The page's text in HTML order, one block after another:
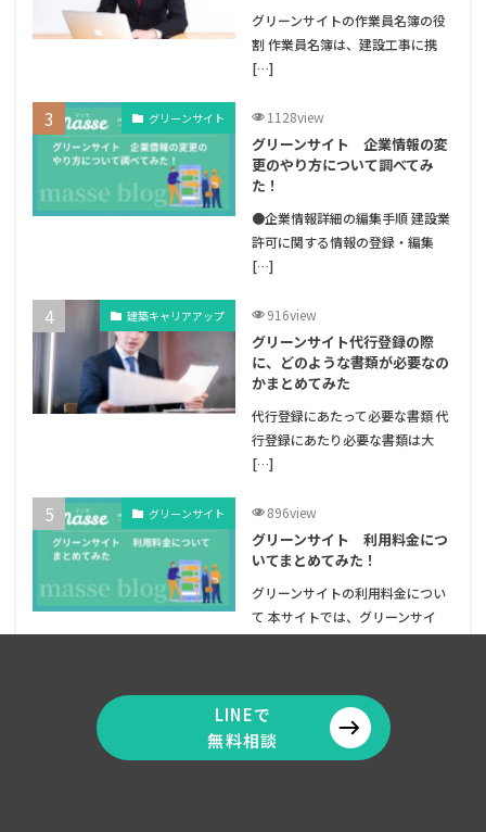
グリーンサイトの作業員名簿の役
割 作業員名簿は、建設工事に携
[…]
グリーンサイト 1128view
グリーンサイト 企業情報の変
更のやり方について調べてみ
た！
●企業情報詳細の編集手順 建設業
許可に関する情報の登録・編集
[…]
建築キャリアアップ 916view
グリーンサイト代行登録の際
に、どのような書類が必要なの
かまとめてみた
代行登録にあたって必要な書類 代
行登録にあたり必要な書類は大
[…]
グリーンサイト 896view
グリーンサイト 利用料金につ
いてまとめてみた！
グリーンサイトの利用料金につい
て 本サイトでは、グリーンサイ
[…]
LINEで
無料相談